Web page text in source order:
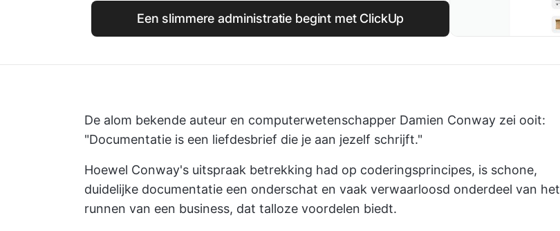
Een slimmere administratie begint met ClickUp
De alom bekende auteur en computerwetenschapper Damien Conway zei ooit:
"Documentatie is een liefdesbrief die je aan jezelf schrijft."
Hoewel Conway's uitspraak betrekking had op coderingsprincipes, is schone,
duidelijke documentatie een onderschat en vaak verwaarloosd onderdeel van het
runnen van een business, dat talloze voordelen biedt.